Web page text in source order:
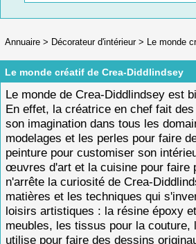
Annuaire > Décorateur d'intérieur> Le monde
Le monde créatif de Crea-Diddlindsey
Le monde de Crea-Diddlindsey est
En effet, la créatrice en chef fait
son imagination dans tous les
modelages et les perles pour faire
peinture pour customiser son
œuvres d'art et la cuisine pour faire
n'arrête la curiosité de Crea-
matières et les techniques qui
loisirs artistiques : la résine époxy
meubles, les tissus pour la couture,
utilise pour faire des dessins